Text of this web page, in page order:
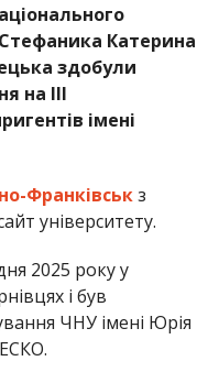
Стефаника Катерина
здобули
на ІІІ
імені
Франківськз
університету.
2025 року у
і був
ЧНУ імені Юрія